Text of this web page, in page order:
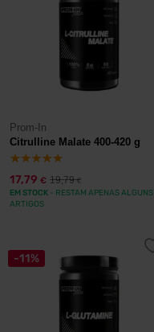
Prom-In
Citrulline Malate 400-420 g
17,79 € 19,79€
EM STOCK - RESTAM APENAS ALGUNS
ARTIGOS
-11%